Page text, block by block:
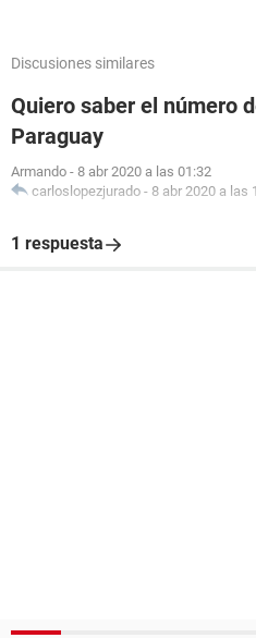
Discusiones similares
Quiero saber el número
Paraguay
Armando - 8 abr 2020 a las 01:32
carloslopezjurado - 8 abr 2020 a las
1 respuesta